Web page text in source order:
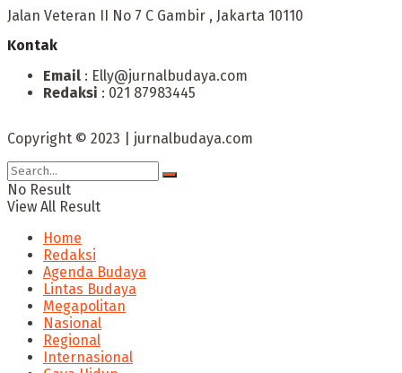
Jalan Veteran II No 7 C Gambir , Jakarta 10110
Kontak
Email : Elly@jurnalbudaya.com
Redaksi : 021 87983445
Copyright © 2023 | jurnalbudaya.com
No Result
View All Result
Home
Redaksi
Agenda Budaya
Lintas Budaya
Megapolitan
Nasional
Regional
Internasional